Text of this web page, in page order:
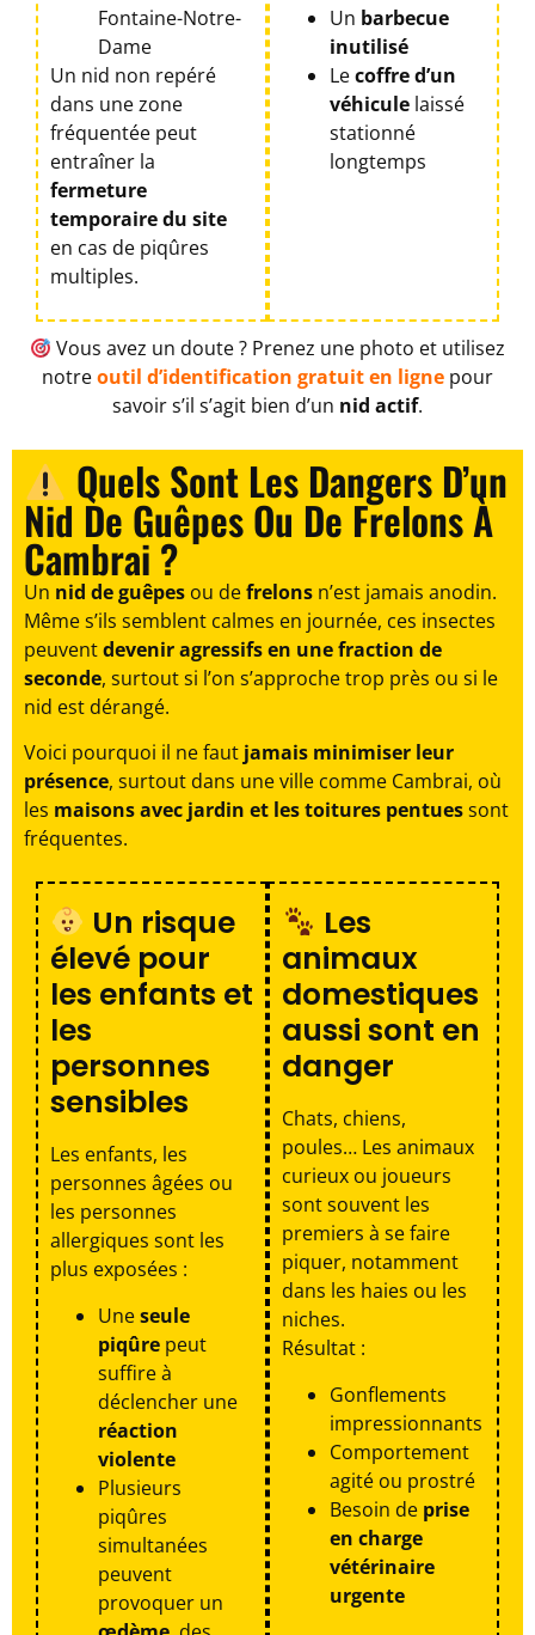
Fontaine-Notre-
Dame
Un nid non repéré
dans une zone
fréquentée peut
entraîner la
fermeture
temporaire du site
en cas de piqûres
multiples.
Un barbecue
inutilisé
Lecoffre d’un
véhicule laissé
stationné
longtemps
Vous avez un doute ? Prenez une photo et utilisez
notreoutil d’identification gratuit en ligne pour
savoir s’il s’agit bien d’un nid actif.
Quels Sont Les Dangers D’un
Nid De Guêpes Ou De Frelons À
Cambrai ?
Un nid de guêpes ou defrelons n’est jamais anodin.
Même s’ils semblent calmes en journée, ces insectes
peuventdevenir agressifs en une fraction de
seconde, surtout si l’on s’approche trop près ou si le
nid est dérangé.
Voici pourquoi il ne faut jamais minimiser leur
présence, surtout dans une ville comme Cambrai, où
les maisons avec jardin et les toitures pentuessont
fréquentes.
Un risque
élevé pour
les enfants et
les
personnes
sensibles
Les enfants, les
personnes âgées ou
les personnes
allergiques sont les
plus exposées :
Uneseule
piqûre peut
suffire à
déclencher une
réaction
violente
Plusieurs
piqûres
simultanées
peuvent
provoquer un
Les
animaux
domestiques
aussi sont en
danger
Chats, chiens,
poules… Les animaux
curieux ou joueurs
sont souvent les
premiers à se faire
piquer, notamment
dans les haies ou les
niches.
Résultat :
Gonflements
impressionnants
Comportement
agité ou prostré
Besoin de prise
en charge
vétérinaire
urgente